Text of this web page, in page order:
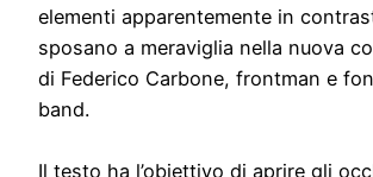
elementi apparentemente in
sposano a meraviglia nella nuova
di Federico Carbone, frontman e
band.
Il testo ha l’obiettivo di aprire gli